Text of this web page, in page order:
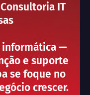
IT
informática —
e suporte
se foque no
crescer.